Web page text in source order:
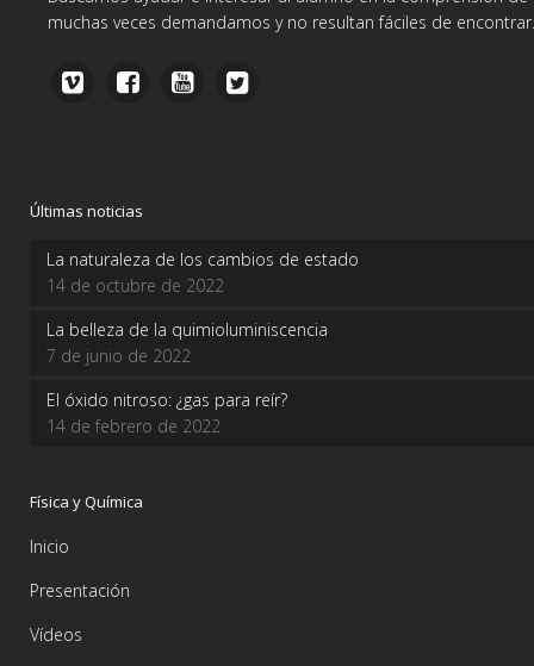
muchas veces demandamos y no resultan fáciles de encontrar.
Últimas noticias
La naturaleza de los cambios de estado
14 de octubre de 2022
La belleza de la quimioluminiscencia
7 de junio de 2022
El óxido nitroso: ¿gas para reír?
14 de febrero de 2022
Física y Química
Inicio
Presentación
Vídeos